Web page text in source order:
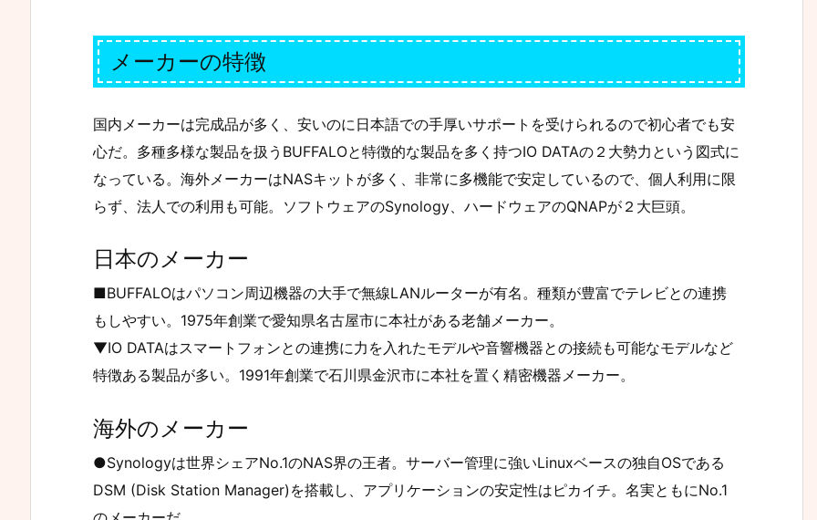
メーカーの特徴
国内メーカーは完成品が多く、安いのに日本語での手厚いサポートを受けられるので初心者でも安
心だ。多種多様な製品を扱うBUFFALOと特徴的な製品を多く持つIO DATAの２大勢力という図式に
なっている。海外メーカーはNASキットが多く、非常に多機能で安定しているので、個人利用に限
らず、法人での利用も可能。ソフトウェアのSynology、ハードウェアのQNAPが２大巨頭。
日本のメーカー
■BUFFALOはパソコン周辺機器の大手で無線LANルーターが有名。種類が豊富でテレビとの連携
もしやすい。1975年創業で愛知県名古屋市に本社がある老舗メーカー。
▼IO DATAはスマートフォンとの連携に力を入れたモデルや音響機器との接続も可能なモデルなど
特徴ある製品が多い。1991年創業で石川県金沢市に本社を置く精密機器メーカー。
海外のメーカー
●Synologyは世界シェアNo.1のNAS界の王者。サーバー管理に強いLinuxベースの独自OSである
DSM (Disk Station Manager)を搭載し、アプリケーションの安定性はピカイチ。名実ともにNo.1